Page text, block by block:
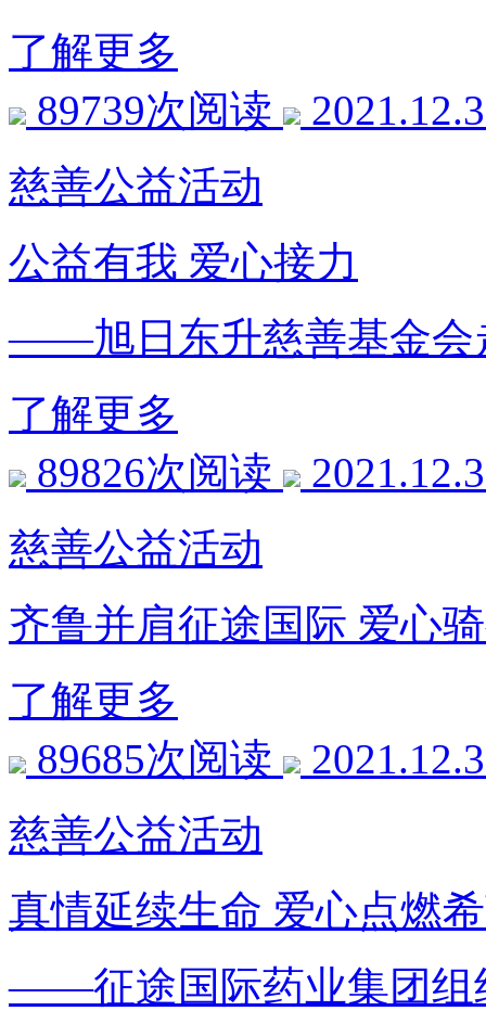
了解更多
89739次阅读
慈善公益活动
公益有我 爱心接力
——旭日东升慈善基金会
了解更多
89826次阅读
慈善公益活动
齐鲁并肩征途国际 爱心
了解更多
89685次阅读
慈善公益活动
真情延续生命 爱心点燃
——征途国际药业集团组